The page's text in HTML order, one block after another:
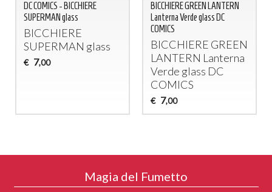
DC COMICS - BICCHIERE
SUPERMAN glass
BICCHIERE
SUPERMAN glass
€ 7,00
BICCHIERE GREEN LANTERN
Lanterna Verde glass DC
COMICS
BICCHIERE GREEN
LANTERN Lanterna
Verde glass DC
COMICS
€ 7,00
Magia del Fumetto